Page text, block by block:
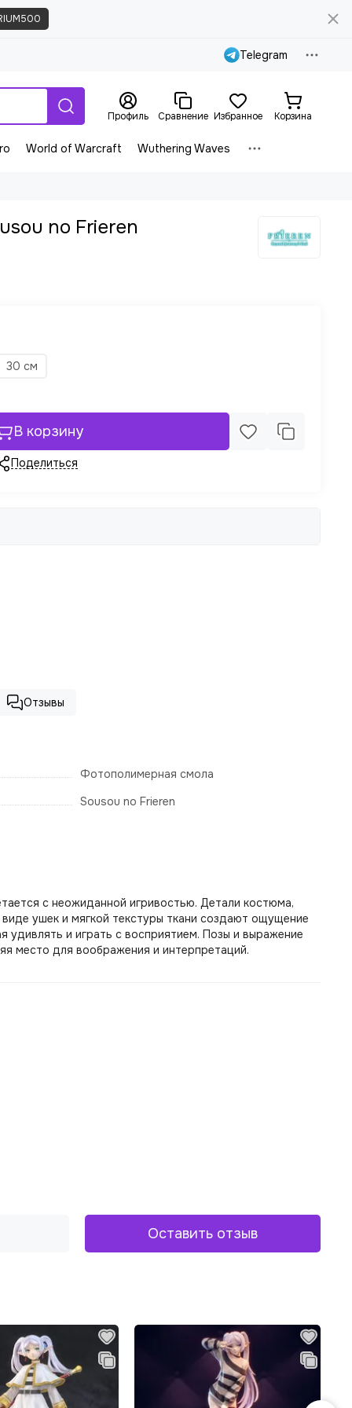
Telegram
Профиль Сравнение Избранное Корзина
World of Warcraft Wuthering Waves
no Frieren
30 см
В корзину
Поделиться
Отзывы
Фотополимерная смола
Sousou no Frieren
с неожиданной игривостью. Детали костюма,
ушек и мягкой текстуры ткани создают ощущение
и играть с восприятием. Позы и выражение
место для воображения и интерпретаций.
Оставить отзыв